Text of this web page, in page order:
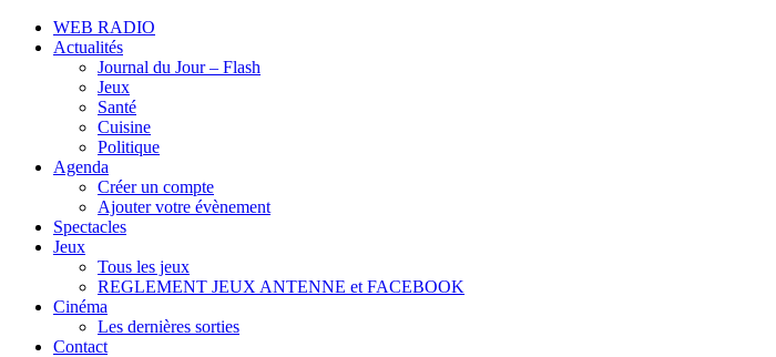
WEB RADIO
Actualités
Journal du Jour – Flash
Jeux
Santé
Cuisine
Politique
Agenda
Créer un compte
Ajouter votre évènement
Spectacles
Jeux
Tous les jeux
REGLEMENT JEUX ANTENNE et FACEBOOK
Cinéma
Les dernières sorties
Contact